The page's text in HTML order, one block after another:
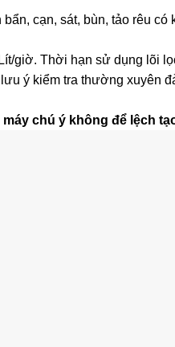
cạn, sát, bùn, tảo rêu
giờ. Thời hạn sử dụng lõi
ý kiểm tra thường xuyên
chú ý không để lệch